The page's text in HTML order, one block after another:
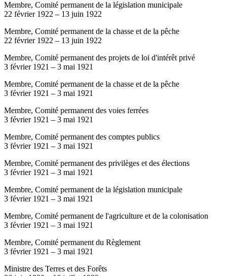
Membre, Comité permanent de la législation municipale
22 février 1922 – 13 juin 1922
Membre, Comité permanent de la chasse et de la pêche
22 février 1922 – 13 juin 1922
Membre, Comité permanent des projets de loi d'intérêt privé
3 février 1921 – 3 mai 1921
Membre, Comité permanent de la chasse et de la pêche
3 février 1921 – 3 mai 1921
Membre, Comité permanent des voies ferrées
3 février 1921 – 3 mai 1921
Membre, Comité permanent des comptes publics
3 février 1921 – 3 mai 1921
Membre, Comité permanent des privilèges et des élections
3 février 1921 – 3 mai 1921
Membre, Comité permanent de la législation municipale
3 février 1921 – 3 mai 1921
Membre, Comité permanent de l'agriculture et de la colonisation
3 février 1921 – 3 mai 1921
Membre, Comité permanent du Règlement
3 février 1921 – 3 mai 1921
Ministre des Terres et des Forêts